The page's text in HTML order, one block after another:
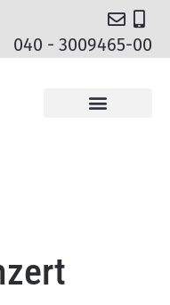
040 - 3009465-00